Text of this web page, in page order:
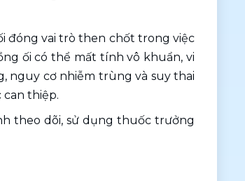
đóng vai trò then chốt trong việc
ối có thể mất tính vô khuẩn, vi
nguy cơ nhiễm trùng và suy thai
thiệp.
theo dõi, sử dụng thuốc trưởng